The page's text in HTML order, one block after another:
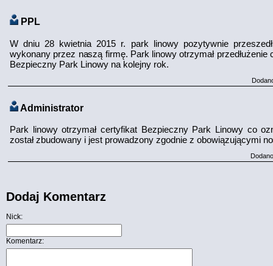
PPL
W dniu 28 kwietnia 2015 r. park linowy pozytywnie
wykonany przez naszą firmę. Park linowy otrzymał przedłużenie
Bezpieczny Park Linowy na kolejny rok.
Administrator
Park linowy otrzymał certyfikat Bezpieczny Park Linowy co
został zbudowany i jest prowadzony zgodnie z obowiązującymi
Dodaj Komentarz
Nick:
Komentarz: